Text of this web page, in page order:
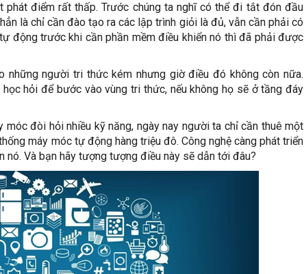
điểm rất thấp. Trước chúng ta nghĩ có thể đi tắt đón đầu
là chỉ cần đào tạo ra các lập trình giỏi là đủ, vẫn cần phải có
động trước khi cần phần mềm điều khiển nó thì đã phải được
những người tri thức kém nhưng giờ điều đó không còn nữa.
hỏi để bước vào vùng tri thức, nếu không họ sẽ ở tầng đáy
móc đòi hỏi nhiều kỹ năng, ngày nay người ta chỉ cần thuê một
máy móc tự động hàng triệu đô. Công nghệ càng phát triển
nó. Và bạn hãy tượng tượng điều này sẽ dẫn tới đâu?